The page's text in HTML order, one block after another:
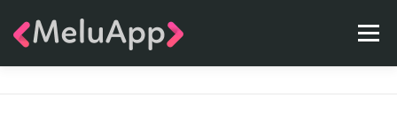
Menu